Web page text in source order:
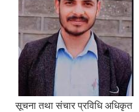
सूचना तथा संचार प्रविधि अधिकृत